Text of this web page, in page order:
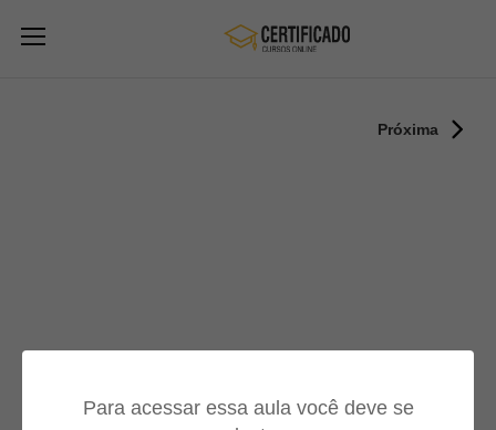
Para acessar essa aula você deve se
Próxima